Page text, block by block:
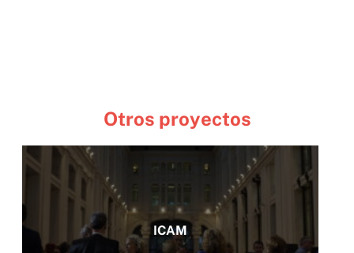
Otros proyectos
ICAM